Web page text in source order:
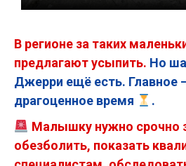
В регионе за таких
предлагают усыпить. Но
Джерри ещё есть. Главное
драгоценное время
.
Малышку нужно срочно
обезболить, показать